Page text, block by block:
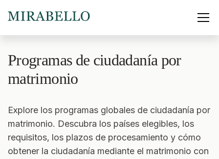
Programas de ciudadanía por
matrimonio
Explore los programas globales de ciudadanía por
matrimonio. Descubra los países elegibles, los
requisitos, los plazos de procesamiento y cómo
obtener la ciudadanía mediante el matrimonio con